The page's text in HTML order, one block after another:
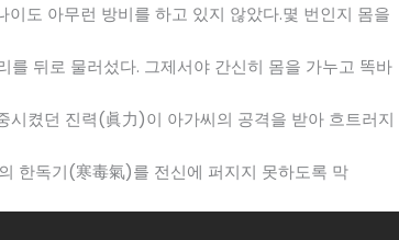
이도 아무런 방비를 하고 있지 않았다.몇 번인지 몸을
를 뒤로 물러섰다. 그제서야 간신히 몸을 가누고 똑바
시켰던 진력(眞力)이 아가씨의 공격을 받아 흐트러지
한독기(寒毒氣)를 전신에 퍼지지 못하도록 막